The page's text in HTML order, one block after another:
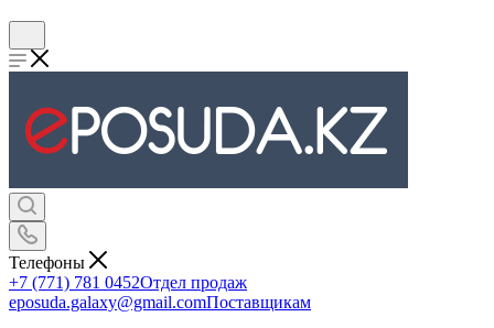
Телефоны
+7 (771) 781 0452Отдел продаж
eposuda.galaxy@gmail.comПоставщикам